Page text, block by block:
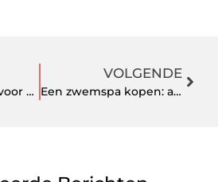
Elastische Veters voor Outdoor Avonturen: Perfect voor Wandelen en Kamperen
VOLGENDE
Een zwemspa kopen: alles wat je moet weten